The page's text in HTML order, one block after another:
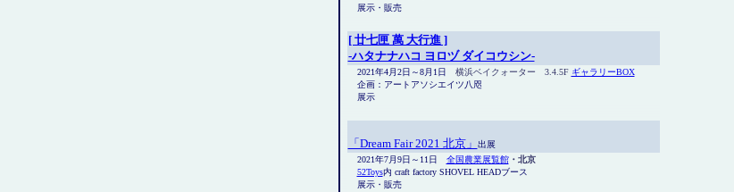
展示・販売
[ 廿七匣 萬 大行進 ]
-ハタナナハコ ヨロヅ ダイコウシン-
2021年4月2日～8月1日 横浜ベイクォーター 3.4.5F ギャラリーBOX
企画：アートアソシエイツ八咫
展示
「Dream Fair 2021 北京」
出展
2021年7月9日～11日 全国農業展覧館・北京
52Toys内 craft factory SHOVEL HEADブース
展示・販売